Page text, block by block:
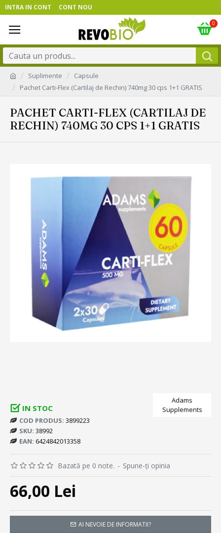
INTRA IN CONT CONT NOU
0
Suplimente
Capsule
Pachet Carti-Flex (Cartilaj de Rechin) 740mg 30 cps 1+1 GRATIS
PACHET CARTI-FLEX (CARTILAJ DE
RECHIN) 740MG 30 CPS 1+1 GRATIS
IN STOC
COD PRODUS: 3899223
SKU: 38992
EAN: 6424842013358
Adams
Supplements
Bazată pe 0 note. - Spune-ţi opinia
66,00 Lei
AI NEVOIE DE INFORMATII?